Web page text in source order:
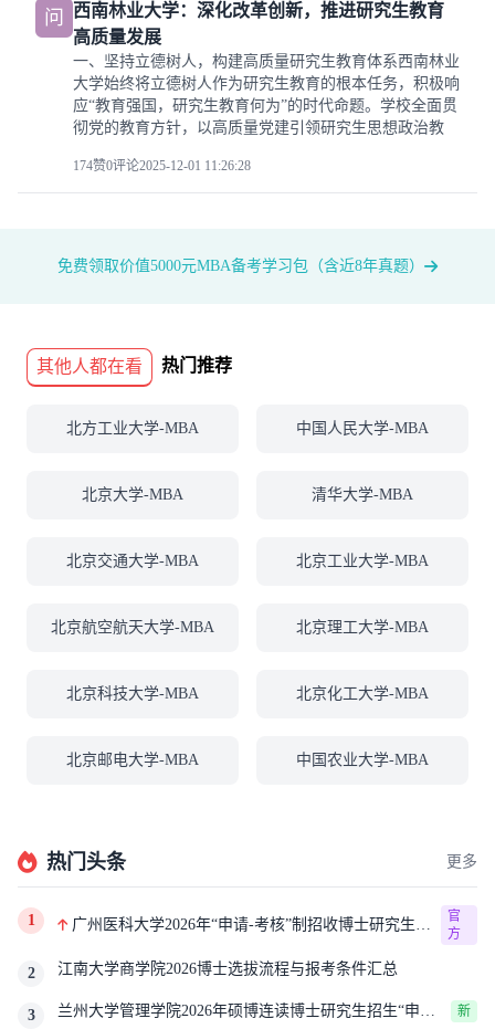
问
西南林业大学：深化改革创新，推进研究生教育
高质量发展
一、坚持立德树人，构建高质量研究生教育体系西南林业
大学始终将立德树人作为研究生教育的根本任务，积极响
应“教育强国，研究生教育何为”的时代命题。学校全面贯
彻党的教育方针，以高质量党建引领研究生思想政治教
174赞0评论2025-12-01 11:26:28
免费领取价值5000元MBA备考学习包（含近8年真题）
其他人都在看 热门推荐
北方工业大学-MBA 中国人民大学-MBA
北京大学-MBA 清华大学-MBA
北京交通大学-MBA 北京工业大学-MBA
北京航空航天大学-MBA 北京理工大学-MBA
北京科技大学-MBA 北京化工大学-MBA
北京邮电大学-MBA 中国农业大学-MBA
热门头条 更多
1
广州医科大学2026年“申请-考核”制招收博士研究生报
官
方
2 江南大学商学院2026博士选拔流程与报考条件汇总
3
兰州大学管理学院2026年硕博连读博士研究生招生“申请-
新